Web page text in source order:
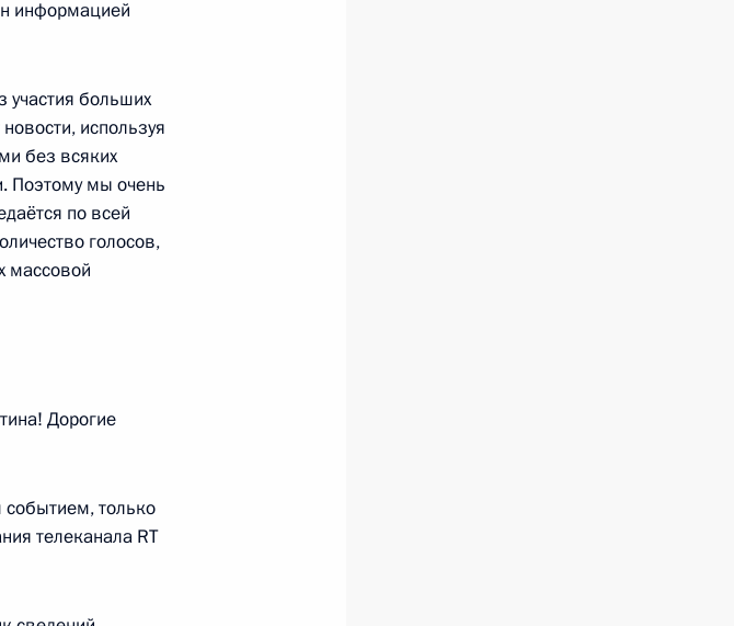
информацией
больших
используя
без всяких
Поэтому мы очень
по всей
голосов,
массовой
Дорогие
событием, только
телеканала RT